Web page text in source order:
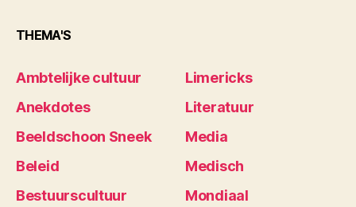
THEMA'S
Ambtelijke cultuur
Anekdotes
Beeldschoon Sneek
Beleid
Bestuurscultuur
Limericks
Literatuur
Media
Medisch
Mondiaal